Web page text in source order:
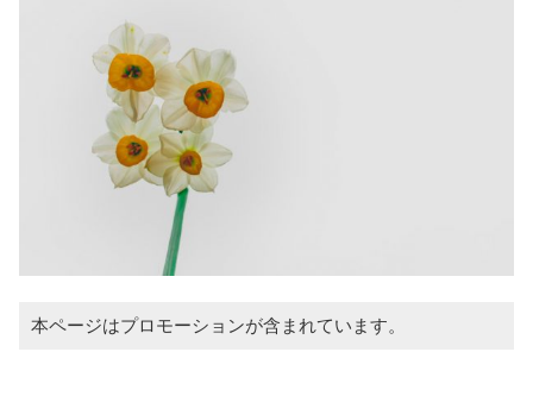
本ページはプロモーションが含まれています。